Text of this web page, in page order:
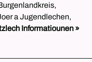
a Jugendlechen,
Informatiounen »